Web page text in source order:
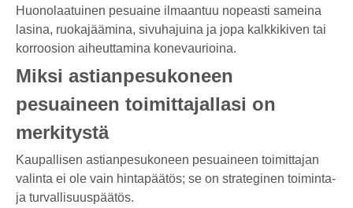
Huonolaatuinen pesuaine ilmaantuu nopeasti sameina
lasina, ruokajäämina, sivuhajuina ja jopa kalkkikiven tai
korroosion aiheuttamina konevaurioina.
Miksi astianpesukoneen
pesuaineen toimittajallasi on
merkitystä
Kaupallisen astianpesukoneen pesuaineen toimittajan
valinta ei ole vain hintapäätös; se on strateginen toiminta-
ja turvallisuuspäätös.